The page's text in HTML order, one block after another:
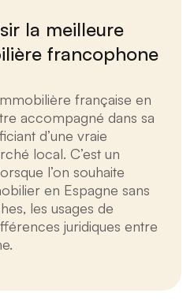
la meilleure
francophone
française en
accompagné dans sa
d’une vraie
local. C’est un
l’on souhaite
en Espagne sans
les usages de
juridiques entre